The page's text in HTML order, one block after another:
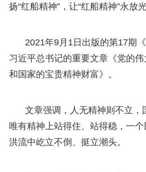
扬“红船精神”，让“红船精神”永放光
2021年9月1日出版的第17期
习近平总书记的重要文章《党的
和国家的宝贵精神财富》。
文章强调，人无精神则不立，
唯有精神上站得住、站得稳，一
洪流中屹立不倒、挺立潮头。